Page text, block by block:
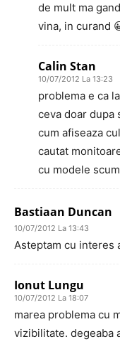
de mult ma
vina, in curand
Calin Stan
10/07/2012 La 13:23
problema e ca
ceva doar dupa
cum afiseaza
cautat
cu modele
Bastiaan Duncan
10/07/2012 La 13:43
Asteptam cu interes
Ionut Lungu
10/07/2012 La 18:07
marea problema cu
vizibilitate. degeaba